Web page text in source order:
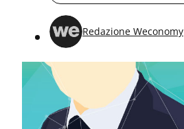
Redazione Weconomy